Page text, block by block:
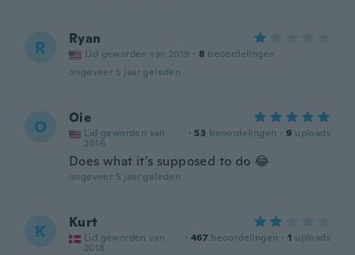
R Ryan
Lid geworden van 2019 · 8 beoordelingen
ongeveer 5 jaar geleden
O Oie
Lid geworden van
2016
· 53 beoordelingen · 9 uploads
Does what it's supposed to do 😂
ongeveer 5 jaar geleden
K Kurt
Lid geworden van
2018
· 467 beoordelingen · 1 uploads